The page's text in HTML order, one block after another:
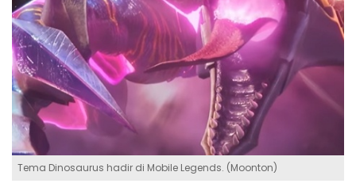
Tema Dinosaurus hadir di Mobile Legends. (Moonton)